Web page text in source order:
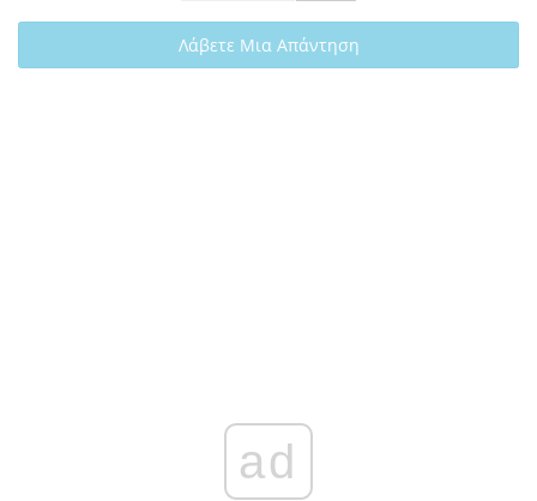
Λάβετε Μια Απάντηση
ad